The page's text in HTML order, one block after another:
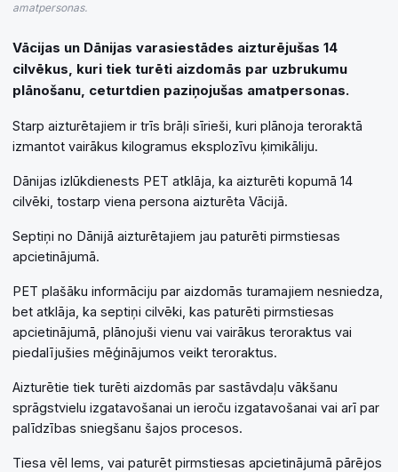
amatpersonas.
Vācijas un Dānijas varasiestādes aizturējušas 14
cilvēkus, kuri tiek turēti aizdomās par uzbrukumu
plānošanu, ceturtdien paziņojušas amatpersonas.
Starp aizturētajiem ir trīs brāļi sīrieši, kuri plānoja teroraktā
izmantot vairākus kilogramus eksplozīvu ķimikāliju.
Dānijas izlūkdienests PET atklāja, ka aizturēti kopumā 14
cilvēki, tostarp viena persona aizturēta Vācijā.
Septiņi no Dānijā aizturētajiem jau paturēti pirmstiesas
apcietinājumā.
PET plašāku informāciju par aizdomās turamajiem nesniedza,
bet atklāja, ka septiņi cilvēki, kas paturēti pirmstiesas
apcietinājumā, plānojuši vienu vai vairākus teroraktus vai
piedalījušies mēģinājumos veikt teroraktus.
Aizturētie tiek turēti aizdomās par sastāvdaļu vākšanu
sprāgstvielu izgatavošanai un ieroču izgatavošanai vai arī par
palīdzības sniegšanu šajos procesos.
Tiesa vēl lems, vai paturēt pirmstiesas apcietinājumā pārējos